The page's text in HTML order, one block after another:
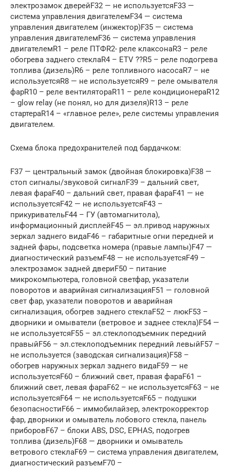
электрозамок дверейF32 — не используетсяF33 —
система управления двигателемF34 — система
управления двигателем (инжектор)F35 — система
управления двигателемF36 — cистема управления
двигателемR1 – реле ПТФR2- реле клаксонаR3 – реле
обогрева заднего стеклаR4 – ETV ??R5 – реле подогрева
топлива (дизель)R6 – реле топливного насосаR7 – не
используетсяR8 — не используетсяR9 – реле омывателя
фарR10 – реле вентилятораR11 – реле кондиционераR12
– glow relay (не понял, но для дизеля)R13 – реле
стартераR14 – «главное реле», реле системы управления
двигателем.
Схема блока предохранителей под бардачком:
F37 — центральный замок (двойная блокировка)F38 —
стоп сигналы/звуковой сигналF39 – дальний свет,
левая фараF40 – дальний свет, правая фараF41 — не
используетсяF42 — не используетсяF43 –
прикуривательF44 – ГУ (автомагнитола),
информационный дисплейF45 — эл.привод наружных
зеркал заднего видаF46 – габаритные огни передней и
задней фары, подсветка номера (правые лампы)F47 —
диагностический разъемF48 — не используетсяF49 –
электрозамок задней двериF50 – питание
микрокомпьютера, головной светфар, указатели
поворотов и аварийная сигнализацияF51 — головной
свет фар, указатели поворотов и аварийная
сигнализация, обогрев заднего стеклаF52 – люкF53 –
дворники и омыватели (ветровое и заднее стекла)F54 —
не используетсяF55 – эл.стеклоподъемник передний
правыйF56 – эл.стеклоподъемник передний левыйF57 –
не используется (заводская сигнализация)F58 –
обогрев наружных зеркал заднего видаF59 — не
используетсяF60 – ближний свет, правая фараF61 –
ближний свет, левая фараF62 – не используетсяF63 – не
используетсяF64 — не используетсяF65 – подушки
безопасностиF66 – иммобилайзер, электрокорректор
фар, дворники и омыватель лобового стекла, панель
приборовF67 – блоки ABS, DSC, EPHAS, подогрев
топлива (дизель)F68 — дворники и омыватель
ветрового стеклаF69 — система управления двигателем,
диагностический разъемF70 –